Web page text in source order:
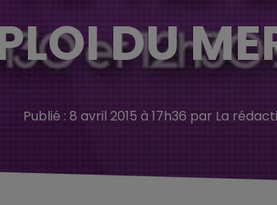
DU
Publié : 8 avril 2015 à 17h36 par La